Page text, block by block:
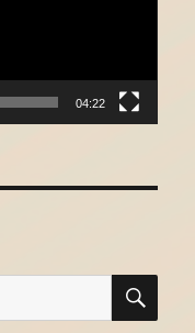
04:22
検